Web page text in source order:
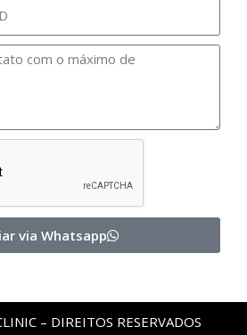
via Whatsapp
– DIREITOS RESERVADOS